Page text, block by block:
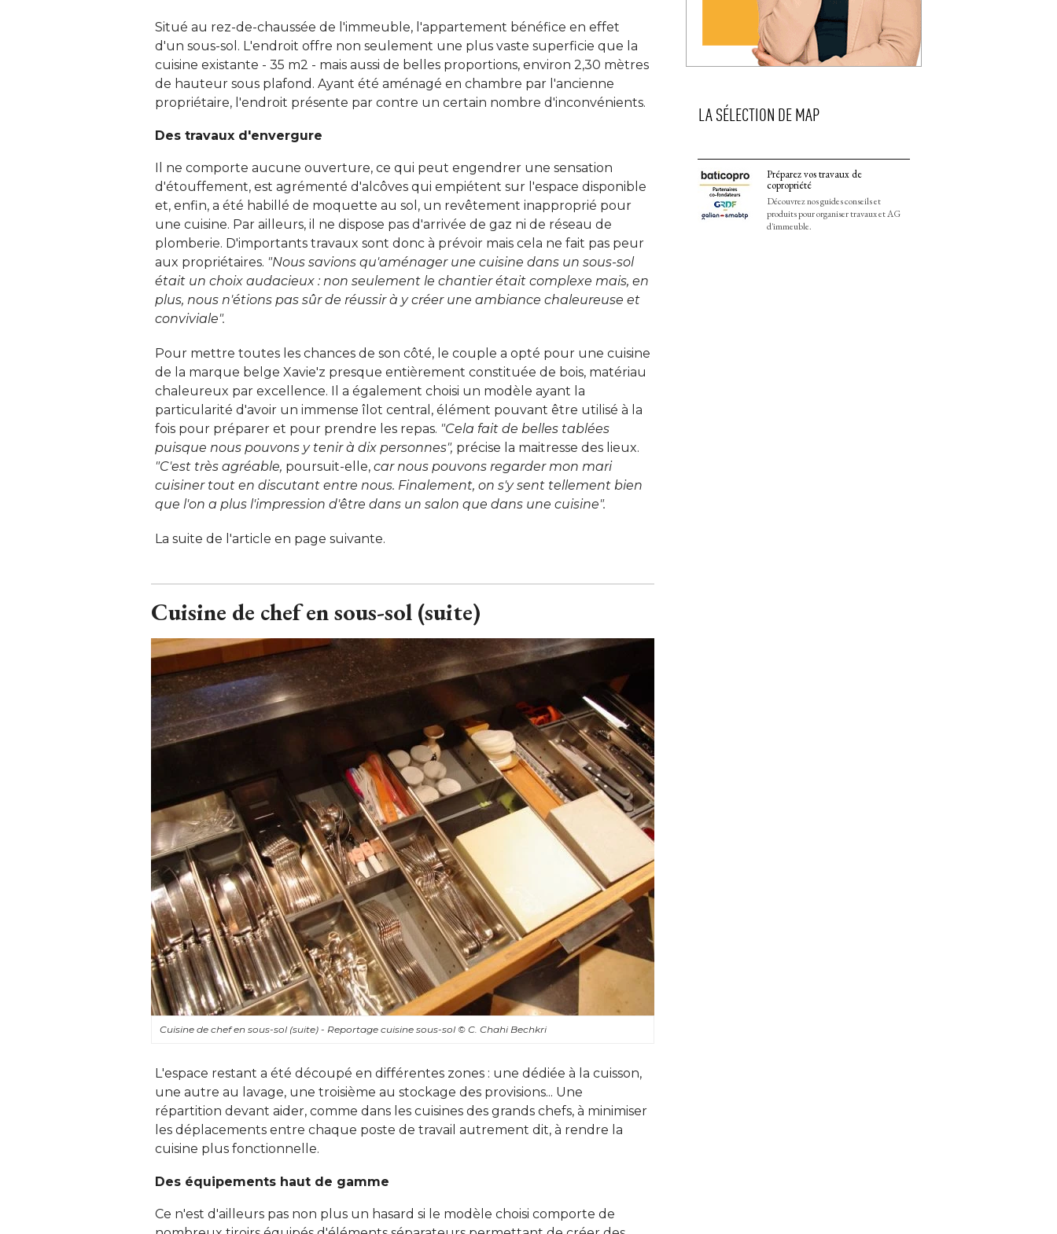
Situé au rez-de-chaussée de l'immeuble, l'appartement bénéfice en effet
d'un sous-sol. L'endroit offre non seulement une plus vaste superficie que la
cuisine existante - 35 m2 - mais aussi de belles proportions, environ 2,30 mètres
de hauteur sous plafond. Ayant été aménagé en chambre par l'ancienne
propriétaire, l'endroit présente par contre un certain nombre d'inconvénients.
Des travaux d'envergure
Il ne comporte aucune ouverture, ce qui peut engendrer une sensation
d'étouffement, est agrémenté d'alcôves qui empiétent sur l'espace disponible
et, enfin, a été habillé de moquette au sol, un revêtement inapproprié pour
une cuisine. Par ailleurs, il ne dispose pas d'arrivée de gaz ni de réseau de
plomberie. D'importants travaux sont donc à prévoir mais cela ne fait pas peur
aux propriétaires. "Nous savions qu'aménager une cuisine dans un sous-sol
était un choix audacieux : non seulement le chantier était complexe mais, en
plus, nous n'étions pas sûr de réussir à y créer une ambiance chaleureuse et
conviviale".
Pour mettre toutes les chances de son côté, le couple a opté pour une cuisine
de la marque belge Xavie'z presque entièrement constituée de bois, matériau
chaleureux par excellence. Il a également choisi un modèle ayant la
particularité d'avoir un immense îlot central, élément pouvant être utilisé à la
fois pour préparer et pour prendre les repas. "Cela fait de belles tablées
puisque nous pouvons y tenir à dix personnes", précise la maitresse des lieux.
"C'est très agréable, poursuit-elle, car nous pouvons regarder mon mari
cuisiner tout en discutant entre nous. Finalement, on s'y sent tellement bien
que l'on a plus l'impression d'être dans un salon que dans une cuisine".
La suite de l'article en page suivante.
Cuisine de chef en sous-sol (suite)
Cuisine de chef en sous-sol (suite) - Reportage cuisine sous-sol© C. Chahi Bechkri
L'espace restant a été découpé en différentes zones : une dédiée à la cuisson,
une autre au lavage, une troisième au stockage des provisions... Une
répartition devant aider, comme dans les cuisines des grands chefs, à minimiser
les déplacements entre chaque poste de travail autrement dit, à rendre la
cuisine plus fonctionnelle.
Des équipements haut de gamme
Ce n'est d'ailleurs pas non plus un hasard si le modèle choisi comporte de
LA SÉLECTION DE MAP
Préparez vos travaux de
copropriété
Découvrez nos guides conseils et
produits pour organiser travaux et AG
d'immeuble.